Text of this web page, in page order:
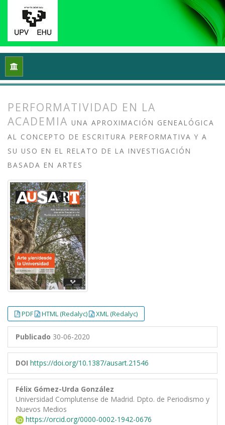
Inicio
PERFORMATIVIDAD EN LA
ACADEMIA UNA APROXIMACIÓN GENEALÓGICA
AL CONCEPTO DE ESCRITURA PERFORMATIVA Y A
SU USO EN EL RELATO DE LA INVESTIGACIÓN
BASADA EN ARTES
PDF HTML (Redalyc) XML (Redalyc)
Publicado 30-06-2020
DOI https://doi.org/10.1387/ausart.21546
Félix Gómez-Urda González
Universidad Complutense de Madrid. Dpto. de Periodismo y
Nuevos Medios
https://orcid.org/0000-0002-1942-0676